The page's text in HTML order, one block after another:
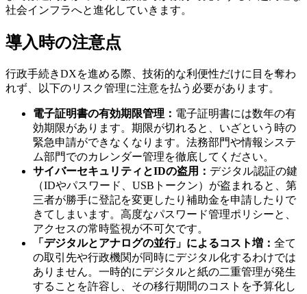
社会インフラへと進化していきます。
導入時の注意点
行政手続きDXを進める際、技術的な利便性だけに目を奪わ
れず、以下のリスク管理に注意を払う必要があります。
電子証明書の有効期限管理： 電子証明書には数年の有
効期限があります。期限が切れると、いざという時の
緊急申請ができなくなります。法務部門や情報システ
ム部門でのカレンダー管理を徹底してください。
サイバーセキュリティとIDの盗用： デジタル認証の鍵
（IDやパスワード、USBトークン）が盗まれると、第
三者が勝手に登記を変更したり補助金を申請したりで
きてしまいます。高度なパスワード管理ポリシーと、
アクセスの常時監視が不可欠です。
「デジタルとアナログの並行」によるコスト増： 全て
の取引先や行政機関が同時にデジタル化するわけでは
ありません。一時的にデジタルと紙の二重管理が発生
することを許容し、その移行期間のコストを予算化し